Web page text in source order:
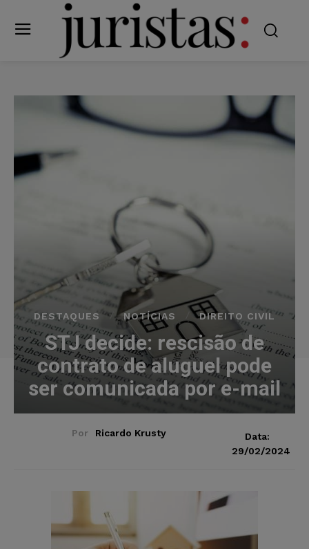
DESTAQUES NOTÍCIAS DIREITO CIVIL
STJ decide: rescisão de
contrato de aluguel pode
ser comunicada por e-mail
Por Ricardo Krusty
Data:
29/02/2024